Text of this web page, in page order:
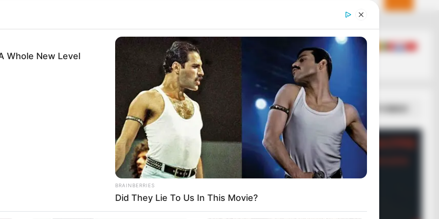
ΣΠΑΜΕ ΤΟ ΜΑΤΡΙΞ – ΤΟ ΒΙΒΛΙΟ
Whole New Level
BRAINBERRIES
Did They Lie To Us In This Movie?
Remember Tiger's Ex-Wife? Try Not
To Smile When You See Her Now
If A Cat Bites Its Owner, Here's What